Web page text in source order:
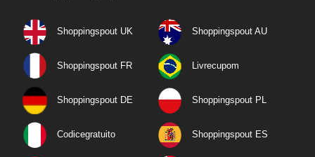
Shoppingspout UK Shoppingspout AU
Shoppingspout FR Livrecupom
Shoppingspout DE Shoppingspout PL
Codicegratuito Shoppingspout ES